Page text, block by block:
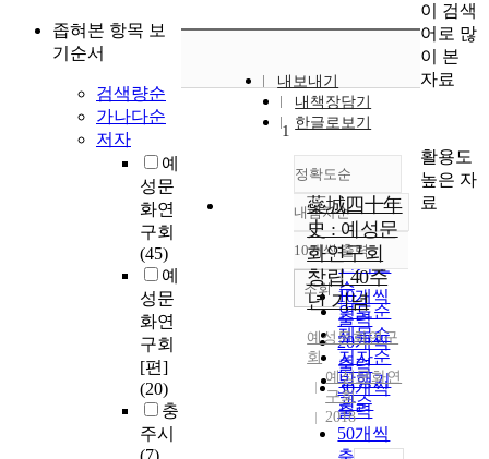
좁혀본 항목 보
기순서
검색량순
가나다순
저자
예
성문
화연
구회
(45)
예
성문
화연
구회
[편]
(20)
충
주시
내보내기
내책장담기
한글로보기
정확도순
정확도
순
인기도
순
연도순
제목순
저자순
발행기
관순
내림차순
내림차순
10개씩 출력
10개씩
출력
20개씩
출력
30개씩
출력
50개씩
조회
1
蘂城四十年
史 : 예성문
화연구회
창립 40주
년 기념
예성문화연구
회
예성문화연
구회
2018
이 검색
어로 많
이 본
자료
활용도
높은 자
료